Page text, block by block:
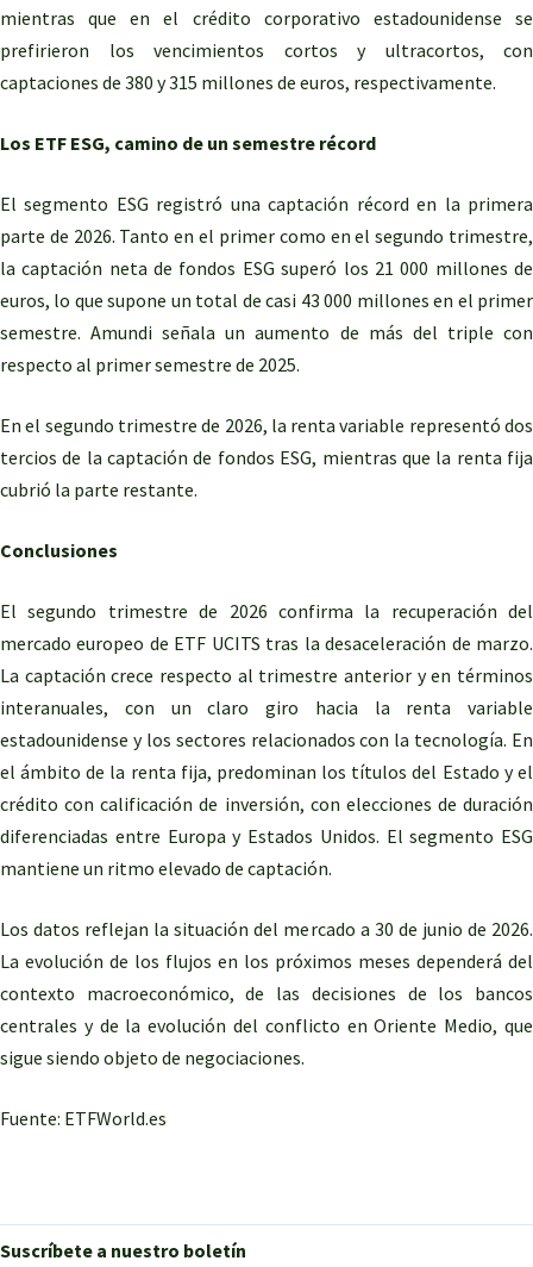
mientras que en el crédito corporativo estadounidense se
prefirieron los vencimientos cortos y ultracortos, con
captaciones de 380 y 315 millones de euros, respectivamente.
Los ETF ESG, camino de un semestre récord
El segmento ESG registró una captación récord en la primera
parte de 2026. Tanto en el primer como en el segundo trimestre,
la captación neta de fondos ESG superó los 21 000 millones de
euros, lo que supone un total de casi 43 000 millones en el primer
semestre. Amundi señala un aumento de más del triple con
respecto al primer semestre de 2025.
En el segundo trimestre de 2026, la renta variable representó dos
tercios de la captación de fondos ESG, mientras que la renta fija
cubrió la parte restante.
Conclusiones
El segundo trimestre de 2026 confirma la recuperación del
mercado europeo de ETF UCITS tras la desaceleración de marzo.
La captación crece respecto al trimestre anterior y en términos
interanuales, con un claro giro hacia la renta variable
estadounidense y los sectores relacionados con la tecnología. En
el ámbito de la renta fija, predominan los títulos del Estado y el
crédito con calificación de inversión, con elecciones de duración
diferenciadas entre Europa y Estados Unidos. El segmento ESG
mantiene un ritmo elevado de captación.
Los datos reflejan la situación del mercado a 30 de junio de 2026.
La evolución de los flujos en los próximos meses dependerá del
contexto macroeconómico, de las decisiones de los bancos
centrales y de la evolución del conflicto en Oriente Medio, que
sigue siendo objeto de negociaciones.
Fuente: ETFWorld.es
Suscríbete a nuestro boletín